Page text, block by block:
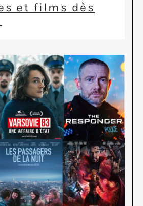
et films dès